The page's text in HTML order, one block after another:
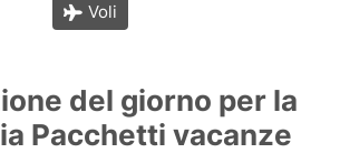
Voli
del giorno per la
Pacchetti vacanze